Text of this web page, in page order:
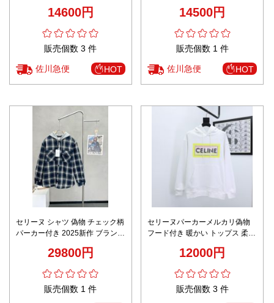
適な着心地 高評価
14600円
販売個数 3 件
佐川急便 HOT
着心地 高評価14500円
販売個数 1 件
佐川急便 HOT
セリーヌ シャツ 偽物 チェック柄
パーカー付き 2025新作 ブランド
な着心地 高再現度
29800円
販売個数 1 件
セリーヌパーカーメルカリ偽物
フード付き 暖かい トップス 柔ら
12000円
販売個数 3 件